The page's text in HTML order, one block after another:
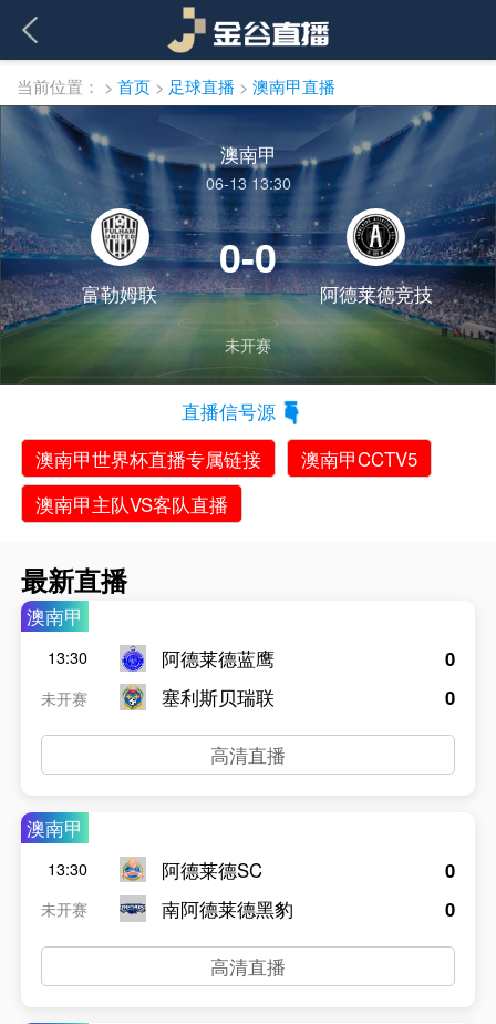
当前位置： > 首页 > 足球直播 > 澳南甲直播
澳南甲
06-13 13:30
富勒姆联
0-0
阿德莱德竞技
未开赛
直播信号源
澳南甲世界杯直播专属链接
澳南甲CCTV5
澳南甲主队VS客队直播
最新直播
澳南甲
13:30
未开赛
阿德莱德蓝鹰
塞利斯贝瑞联
0
0
高清直播
澳南甲
13:30
未开赛
阿德莱德SC
南阿德莱德黑豹
0
0
高清直播